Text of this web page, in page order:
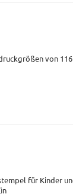
von
für Kinder